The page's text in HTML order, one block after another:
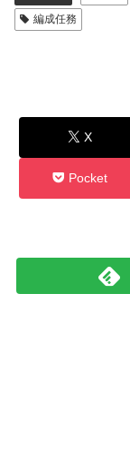
編成任務
X
Pocket